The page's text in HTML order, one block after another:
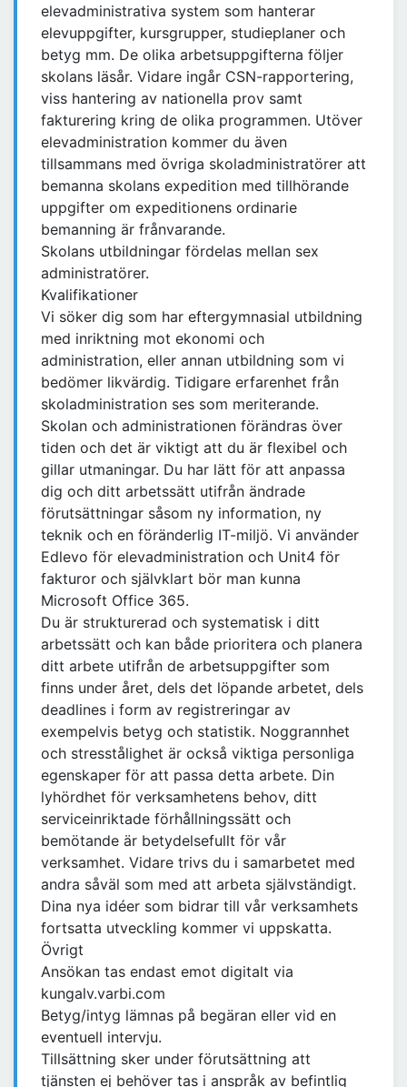
elevadministrativa system som hanterar
elevuppgifter, kursgrupper, studieplaner och
betyg mm. De olika arbetsuppgifterna följer
skolans läsår. Vidare ingår CSN-rapportering,
viss hantering av nationella prov samt
fakturering kring de olika programmen. Utöver
elevadministration kommer du även
tillsammans med övriga skoladministratörer att
bemanna skolans expedition med tillhörande
uppgifter om expeditionens ordinarie
bemanning är frånvarande.
Skolans utbildningar fördelas mellan sex
administratörer.
Kvalifikationer
Vi söker dig som har eftergymnasial utbildning
med inriktning mot ekonomi och
administration, eller annan utbildning som vi
bedömer likvärdig. Tidigare erfarenhet från
skoladministration ses som meriterande.
Skolan och administrationen förändras över
tiden och det är viktigt att du är flexibel och
gillar utmaningar. Du har lätt för att anpassa
dig och ditt arbetssätt utifrån ändrade
förutsättningar såsom ny information, ny
teknik och en föränderlig IT-miljö. Vi använder
Edlevo för elevadministration och Unit4 för
fakturor och självklart bör man kunna
Microsoft Office 365.
Du är strukturerad och systematisk i ditt
arbetssätt och kan både prioritera och planera
ditt arbete utifrån de arbetsuppgifter som
finns under året, dels det löpande arbetet, dels
deadlines i form av registreringar av
exempelvis betyg och statistik. Noggrannhet
och stresstålighet är också viktiga personliga
egenskaper för att passa detta arbete. Din
lyhördhet för verksamhetens behov, ditt
serviceinriktade förhållningssätt och
bemötande är betydelsefullt för vår
verksamhet. Vidare trivs du i samarbetet med
andra såväl som med att arbeta självständigt.
Dina nya idéer som bidrar till vår verksamhets
fortsatta utveckling kommer vi uppskatta.
Övrigt
Ansökan tas endast emot digitalt via
kungalv.varbi.com
Betyg/intyg lämnas på begäran eller vid en
eventuell intervju.
Tillsättning sker under förutsättning att
tjänsten ej behöver tas i anspråk av befintlig